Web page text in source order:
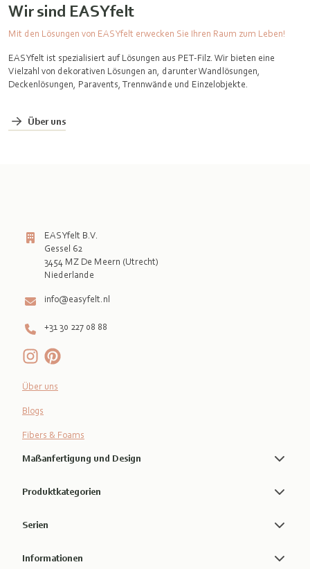
Wir sind EASYfelt
Mit den Lösungen von EASYfelt erwecken Sie Ihren Raum zum Leben!
EASYfelt ist spezialisiert auf Lösungen aus PET-Filz. Wir bieten eine
Vielzahl von dekorativen Lösungen an, darunter Wandlösungen,
Deckenlösungen, Paravents, Trennwände und Einzelobjekte.
Über uns
EASYfelt B.V.
Gessel 62
3454 MZ De Meern (Utrecht)
info@easyfelt.nl
+31 30 227 08 88
Über uns
Blogs
Fibers & Foams
Maßanfertigung und Design
Produktkategorien
Serien
Informationen